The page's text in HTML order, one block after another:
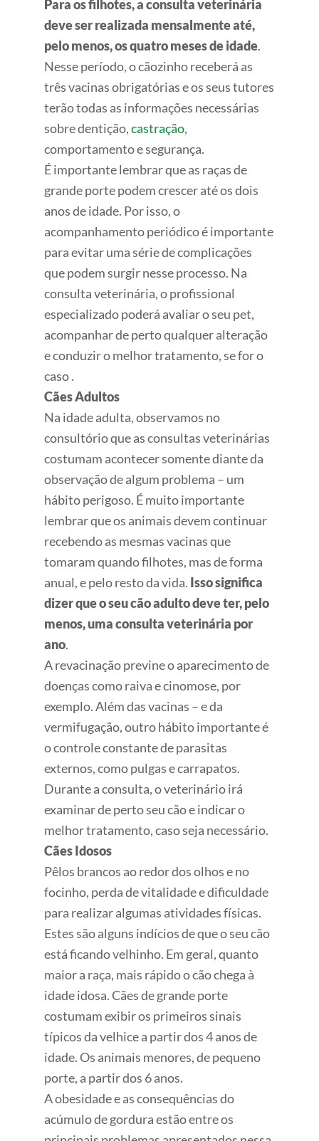
Para os filhotes, a consulta veterinária
deve ser realizada mensalmente até,
pelo menos, os quatro meses de idade.
Nesse período, o cãozinho receberá as
três vacinas obrigatórias e os seus tutores
terão todas as informações necessárias
sobre dentição,castração,
comportamento e segurança.
É importante lembrar que as raças de
grande porte podem crescer até os dois
anos de idade. Por isso, o
acompanhamento periódico é importante
para evitar uma série de complicações
que podem surgir nesse processo. Na
consulta veterinária, o profissional
especializado poderá avaliar o seu pet,
acompanhar de perto qualquer alteração
e conduzir o melhor tratamento, se for o
caso .
Cães Adultos
Na idade adulta, observamos no
consultório que as consultas veterinárias
costumam acontecer somente diante da
observação de algum problema – um
hábito perigoso. É muito importante
lembrar que os animais devem continuar
recebendo as mesmas vacinas que
tomaram quando filhotes, mas de forma
anual, e pelo resto da vida. Isso significa
dizer que o seu cão adulto deve ter, pelo
menos, uma consulta veterinária por
ano.
A revacinação previne o aparecimento de
doenças como raiva e cinomose, por
exemplo. Além das vacinas – e da
vermifugação, outro hábito importante é
o controle constante de parasitas
externos, como pulgas e carrapatos.
Durante a consulta, o veterinário irá
examinar de perto seu cão e indicar o
melhor tratamento, caso seja necessário.
Cães Idosos
Pêlos brancos ao redor dos olhos e no
focinho, perda de vitalidade e dificuldade
para realizar algumas atividades físicas.
Estes são alguns indícios de que o seu cão
está ficando velhinho. Em geral, quanto
maior a raça, mais rápido o cão chega à
idade idosa. Cães de grande porte
costumam exibir os primeiros sinais
típicos da velhice a partir dos 4 anos de
idade. Os animais menores, de pequeno
porte, a partir dos 6 anos.
A obesidade e as consequências do
acúmulo de gordura estão entre os